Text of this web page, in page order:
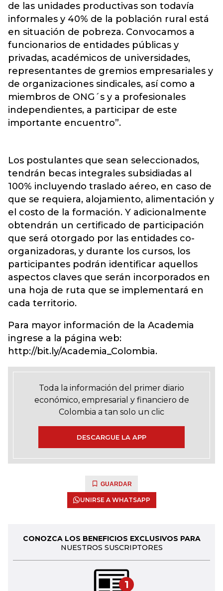
de las unidades productivas son todavía
informales y 40% de la población rural está
en situación de pobreza. Convocamos a
funcionarios de entidades públicas y
privadas, académicos de universidades,
representantes de gremios empresariales y
de organizaciones sindicales, así como a
miembros de ONG´s y a profesionales
independientes, a participar de este
importante encuentro”.
Los postulantes que sean seleccionados,
tendrán becas integrales subsidiadas al
100% incluyendo traslado aéreo, en caso de
que se requiera, alojamiento, alimentación y
el costo de la formación. Y adicionalmente
obtendrán un certificado de participación
que será otorgado por las entidades co-
organizadoras, y durante los cursos, los
participantes podrán identificar aquellos
aspectos claves que serán incorporados en
una hoja de ruta que se implementará en
cada territorio.
Para mayor información de la Academia
ingrese a la página web:
http://bit.ly/Academia_Colombia.
Toda la información del primer diario
económico, empresarial y financiero de
Colombia a tan solo un clic
DESCARGUE LA APP
GUARDAR
UNIRSE A WHATSAPP
CONOZCA LOS BENEFICIOS EXCLUSIVOS PARA
NUESTROS SUSCRIPTORES
1